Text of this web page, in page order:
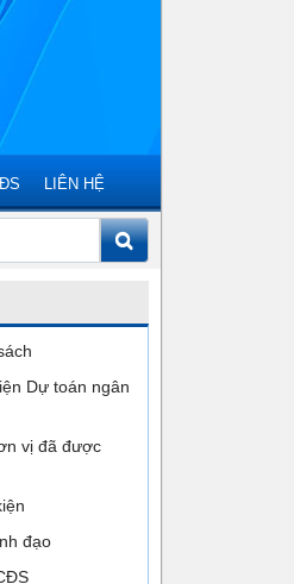
LIÊN HỆ
Dự toán ngân
vị đã được
đạo